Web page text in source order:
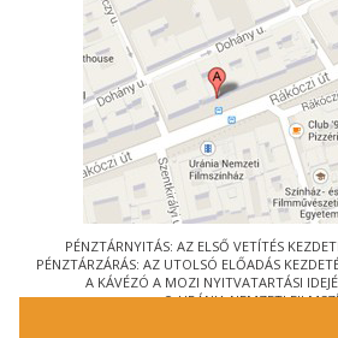
PÉNZTÁRNYITÁS: AZ ELSŐ VETÍTÉS
PÉNZTÁRZÁRÁS: AZ UTOLSÓ ELŐADÁS
A KÁVÉZÓ A MOZI NYITVATARTÁSI
© URÁNIA NEMZETI